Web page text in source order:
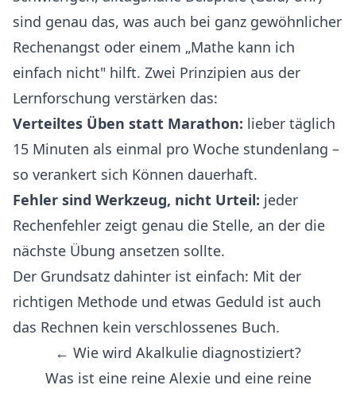
sind genau das, was auch bei ganz gewöhnlicher
Rechenangst oder einem „Mathe kann ich
einfach nicht" hilft. Zwei Prinzipien aus der
Lernforschung verstärken das:
Verteiltes Üben statt Marathon: lieber täglich
15 Minuten als einmal pro Woche stundenlang –
so verankert sich Können dauerhaft.
Fehler sind Werkzeug, nicht Urteil: jeder
Rechenfehler zeigt genau die Stelle, an der die
nächste Übung ansetzen sollte.
Der Grundsatz dahinter ist einfach: Mit der
richtigen Methode und etwas Geduld ist auch
das Rechnen kein verschlossenes Buch.
← Wie wird Akalkulie diagnostiziert?
Was ist eine reine Alexie und eine reine